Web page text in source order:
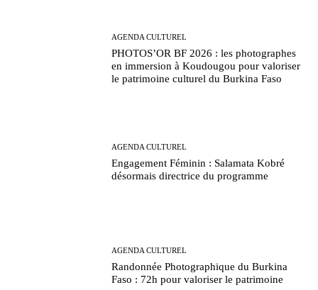
AGENDA CULTUREL
PHOTOS’OR BF 2026 : les photographes
en immersion à Koudougou pour valoriser
le patrimoine culturel du Burkina Faso
AGENDA CULTUREL
Engagement Féminin : Salamata Kobré
désormais directrice du programme
AGENDA CULTUREL
Randonnée Photographique du Burkina
Faso : 72h pour valoriser le patrimoine